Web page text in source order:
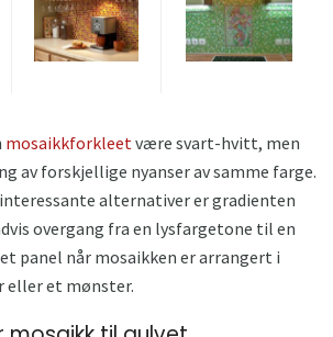
mosaikkforkleetvære svart-hvitt, men
av forskjellige nyanser av samme farge.
alternativer er gradienten
overgang fra en lysfargetone til en
panel når mosaikken er arrangert i
eller et mønster.